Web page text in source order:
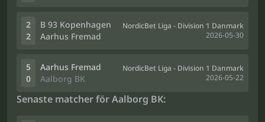
2
2
B 93 Kopenhagen
Aarhus Fremad
NordicBet Liga - Division 1 Danmark
2026-05-30
5
0
Aarhus Fremad
Aalborg BK
NordicBet Liga - Division 1 Danmark
2026-05-22
Senaste matcher för Aalborg BK: